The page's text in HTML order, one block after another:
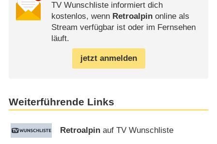
TV Wunschliste informiert dich
kostenlos, wenn Retroalpinonline als
Stream verfügbar ist oder im Fernsehen
läuft.
jetzt anmelden
Weiterführende Links
Retroalpin auf TV Wunschliste